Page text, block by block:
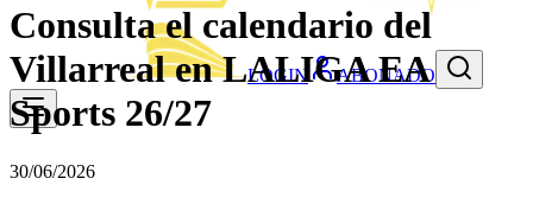
LOGIN ABONADO
Consulta el calendario del
Villarreal en LALIGA EA
Sports 26/27
30/06/2026